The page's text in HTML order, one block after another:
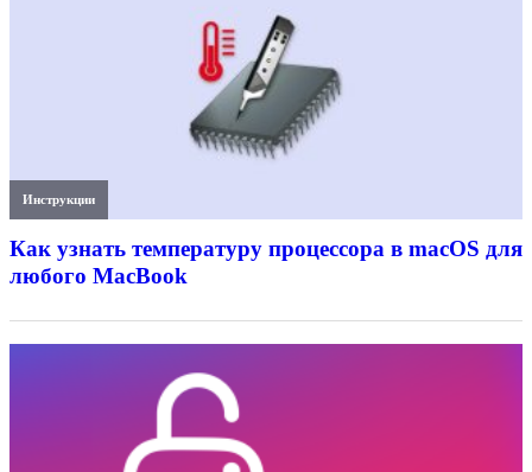
Инструкции
Как узнать температуру процессора в macOS для
любого MacBook